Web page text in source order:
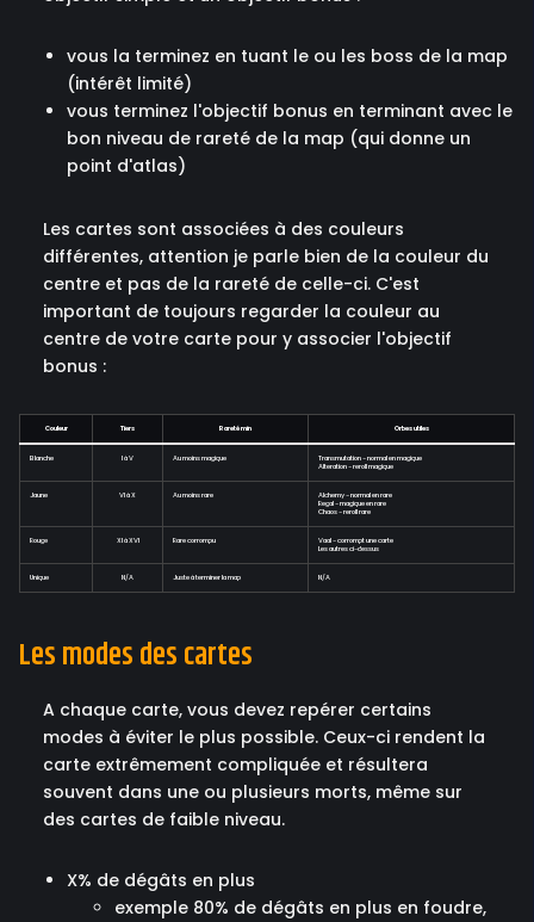
vous la terminez en tuant le ou les boss de la map
(intérêt limité)
vous terminez l'objectif bonus en terminant avec le
bon niveau de rareté de la map (qui donne un
point d'atlas)
Les cartes sont associées à des couleurs
différentes, attention je parle bien de la couleur du
centre et pas de la rareté de celle-ci. C'est
important de toujours regarder la couleur au
centre de votre carte pour y associer l'objectif
bonus :
Couleur Tiers Rareté min Orbes utiles
Blanche I à V Au moins magique
Transmutation - normal en magique
Alteration - reroll magique
Jaune VI à X Au moins rare
Alchemy - normal en rare
Regal - magique en rare
Chaos - reroll rare
Rouge XI à XVI Rare corrompu
Vaal - corrompt une carte
Les autres ci-dessus
Unique N/A Juste à terminer la map N/A
Les modes des cartes
A chaque carte, vous devez repérer certains
modes à éviter le plus possible. Ceux-ci rendent la
carte extrêmement compliquée et résultera
souvent dans une ou plusieurs morts, même sur
des cartes de faible niveau.
X% de dégâts en plus
exemple 80% de dégâts en plus en foudre,